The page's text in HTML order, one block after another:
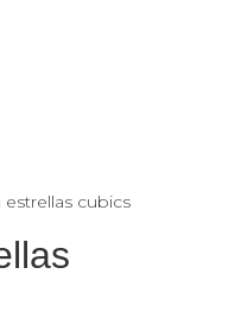
estrellas cubics